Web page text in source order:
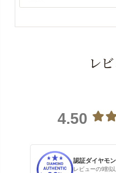
レ
4.50
認証ダイヤモ
レビューの9割